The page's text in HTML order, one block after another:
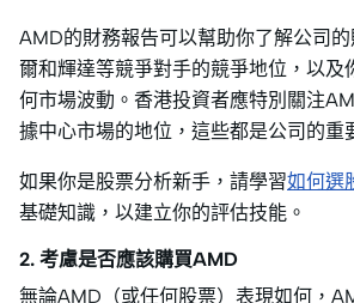
AMD的財務報告可以幫助你了解公司
爾和輝達等競爭對手的競爭地位，以及
何市場波動。香港投資者應特別關注
據中心市場的地位，這些都是公司的重
如果你是股票分析新手，請學習如何選
基礎知識，以建立你的評估技能。
2. 考慮是否應該購買AMD
無論AMD（或任何股票）表現如何，